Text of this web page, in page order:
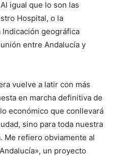
igual que lo son las
Hospital, o la
geográfica
entre Andalucía y
vuelve a latir con más
en marcha definitiva de
económico que conllevará
sino para toda nuestra
Me refiero obviamente al
un proyecto